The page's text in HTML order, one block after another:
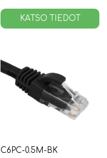
KATSO TIEDOT
C6PC-0.5M-BK